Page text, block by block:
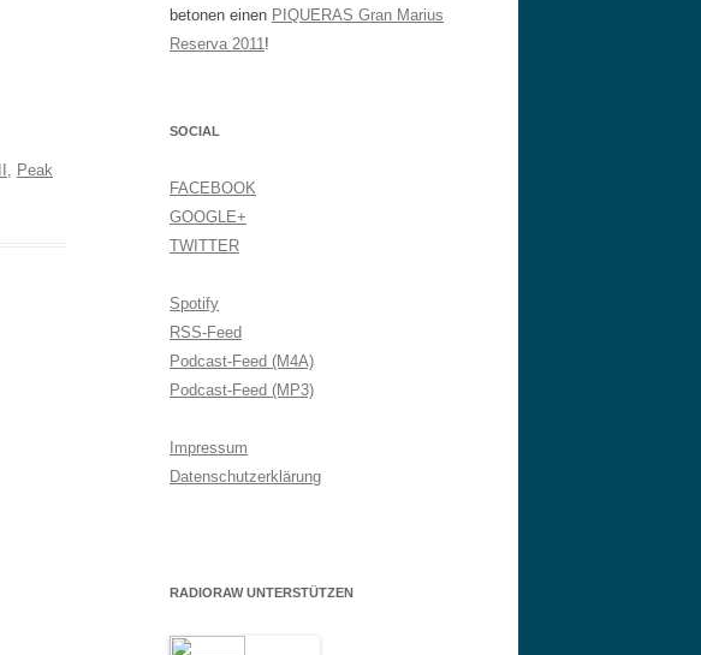
, Peak
betonen einen PIQUERAS Gran Marius
Reserva 2011!
SOCIAL
FACEBOOK
GOOGLE+
TWITTER
Spotify
RSS-Feed
Podcast-Feed (M4A)
Podcast-Feed (MP3)
Impressum
Datenschutzerklärung
RADIORAW UNTERSTÜTZEN